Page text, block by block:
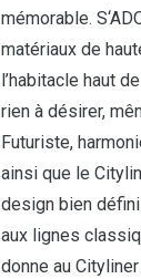
mémorable.
matériaux de
l’habitacle haut
rien à désirer,
Futuriste,
ainsi que le
design bien
aux lignes
donne au